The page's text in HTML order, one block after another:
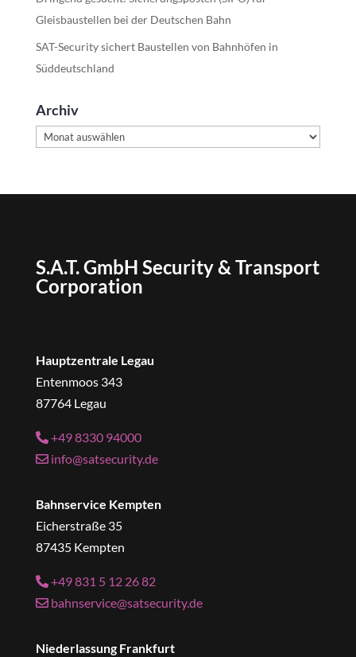
Gleisbaustellen bei der Deutschen Bahn
SAT-Security sichert Baustellen von Bahnhöfen in
Süddeutschland
Archiv
Archiv
S.A.T. GmbH Security & Transport
Corporation
Hauptzentrale Legau
Entenmoos 343
87764 Legau
+49 8330 94000
info@satsecurity.de
Bahnservice Kempten
Eicherstraße 35
87435 Kempten
+49 831 5 12 26 82
bahnservice@satsecurity.de
Niederlassung Frankfurt